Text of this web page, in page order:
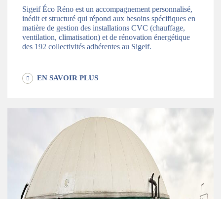
Sigeif Éco Réno est un accompagnement personnalisé,
inédit et structuré qui répond aux besoins spécifiques en
matière de gestion des installations CVC (chauffage,
ventilation, climatisation) et de rénovation énergétique
des 192 collectivités adhérentes au Sigeif.
EN SAVOIR PLUS